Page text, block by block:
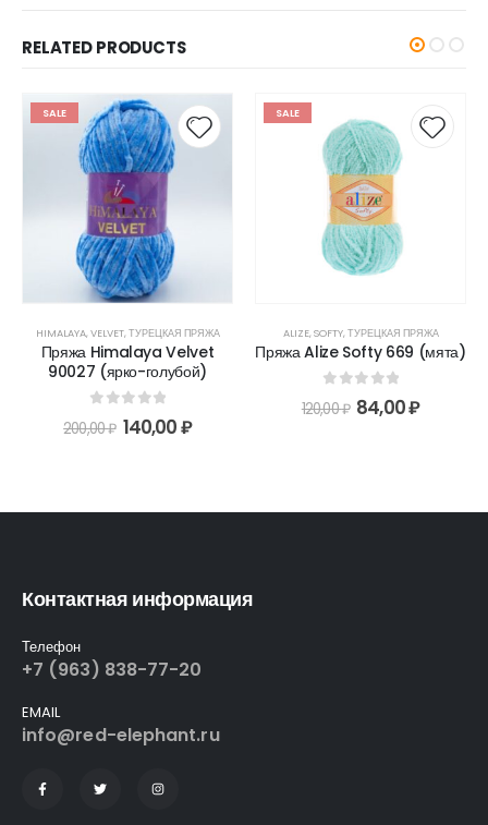
RELATED PRODUCTS
SALE
HIMALAYA,VELVET,ТУРЕЦКАЯ ПРЯЖА
Пряжа Himalaya Velvet
90027 (ярко-голубой)
out of 5
200,00₽ 140,00₽
SALE
ALIZE,SOFTY,ТУРЕЦКАЯ ПРЯЖА
Пряжа Alize Softy 669 (мята)
out of 5
120,00₽ 84,00₽
Контактная информация
Телефон
+7 (963) 838-77-20
EMAIL
info@red-elephant.ru